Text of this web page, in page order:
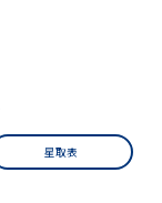
星取表